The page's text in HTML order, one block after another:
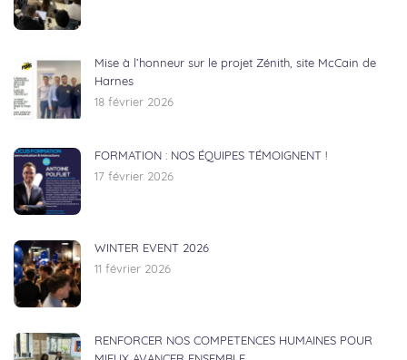
Mise à l’honneur sur le projet Zénith, site McCain de
Harnes
18 février 2026
FORMATION : NOS ÉQUIPES TÉMOIGNENT !
17 février 2026
WINTER EVENT 2026
11 février 2026
RENFORCER NOS COMPETENCES HUMAINES POUR